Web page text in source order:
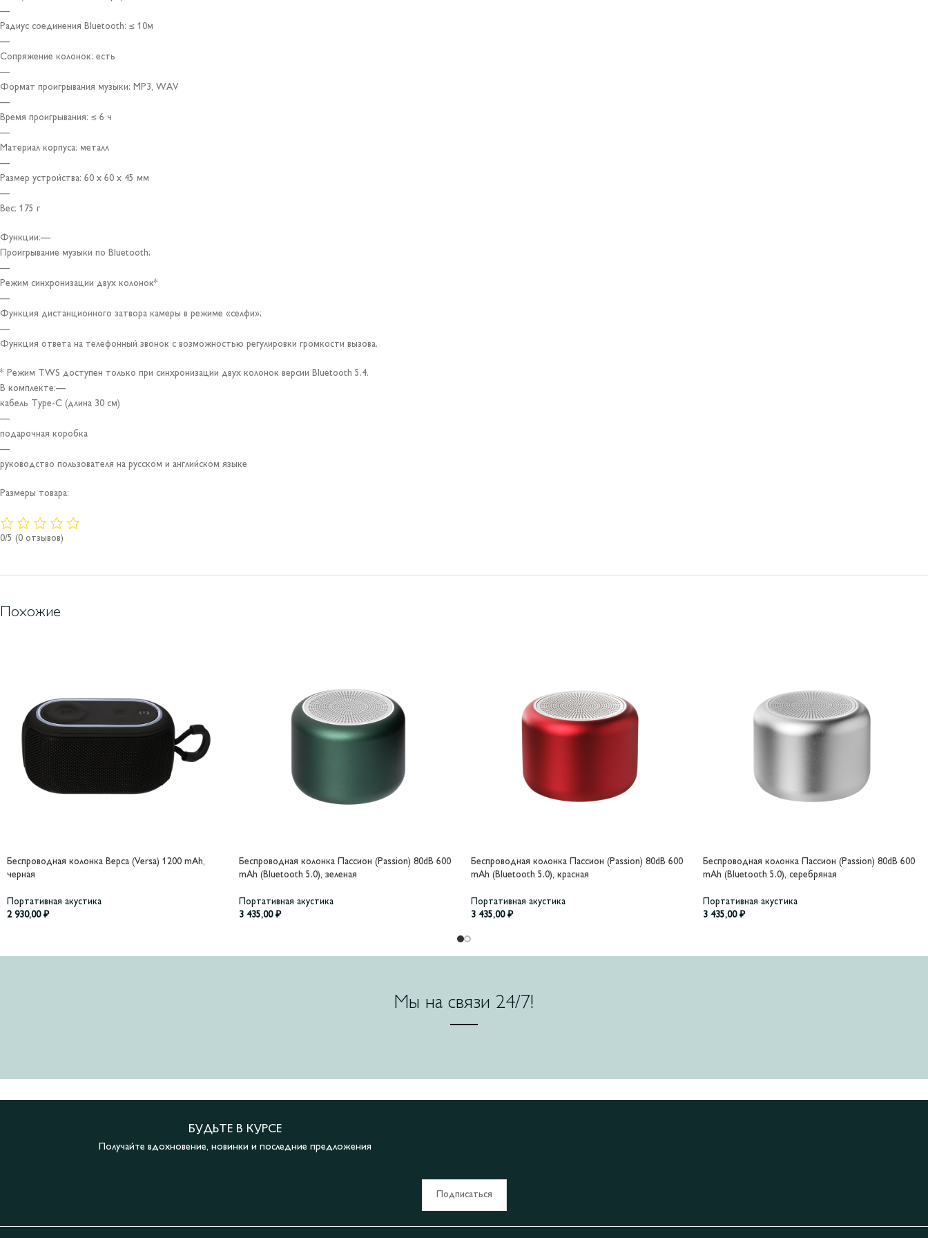
—
Радиус соединения Bluetooth: ≤ 10м
—
Сопряжение колонок: есть
—
Формат проигрывания музыки: MP3, WAV
—
Время проигрывания: ≤ 6 ч
—
Материал корпуса: металл
—
Размер устройства: 60 х 60 х 45 мм
—
Вес: 175 г
Функции:—
Проигрывание музыки по Bluetooth;
—
Режим синхронизации двух колонок*
—
Функция дистанционного затвора камеры в режиме «селфи»;
—
Функция ответа на телефонный звонок с возможностью регулировки громкости вызова.
* Режим TWS доступен только при синхронизации двух колонок версии Bluetooth 5.4.
В комплекте:—
кабель Type-C (длина 30 см)
—
подарочная коробка
—
руководство пользователя на русском и английском языке
Размеры товара:
0/5 (0 отзывов)
Похожие
Беспроводная колонка Верса (Versa) 1200 mAh,
черная
Портативная акустика
2 930,00 ₽
Беспроводная колонка Пассион (Passion) 80dB 600
mAh (Bluetooth 5.0), зеленая
Портативная акустика
3 435,00 ₽
Беспроводная колонка Пассион (Passion) 80dB 600
mAh (Bluetooth 5.0), красная
Портативная акустика
3 435,00 ₽
Беспроводная колонка Пассион (Passion) 80dB 600
mAh (Bluetooth 5.0), серебряная
Портативная акустика
3 435,00 ₽
Мы на связи 24/7!
БУДЬТЕ В КУРСЕ
Получайте вдохновение, новинки и последние предложения
Подписаться